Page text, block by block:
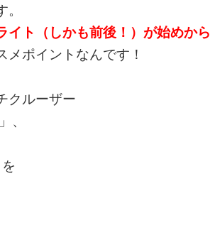
イト（しかも前後！）が始めから
メポイントなんです！
クルーザー
」、
を